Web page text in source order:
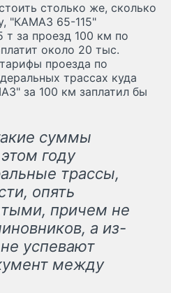
столько же, сколько
"КАМАЗ 65-115"
т за проезд 100 км по
около 20 тыс.
проезда по
трассах куда
за 100 км заплатил бы
суммы
году
трассы,
опять
причем не
а из-
успевают
между